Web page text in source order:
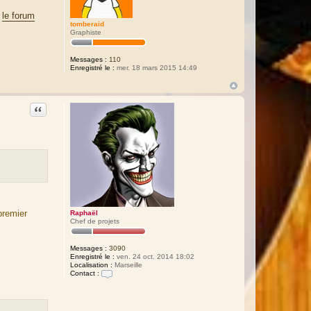
tomberaid
Graphiste
Messages : 110
Enregistré le : mer. 18 mars 2015 14:49
le forum
Raphaël
Chef de projets
Messages : 3090
Enregistré le : ven. 24 oct. 2014 18:02
Localisation : Marseille
Contact :
Citation